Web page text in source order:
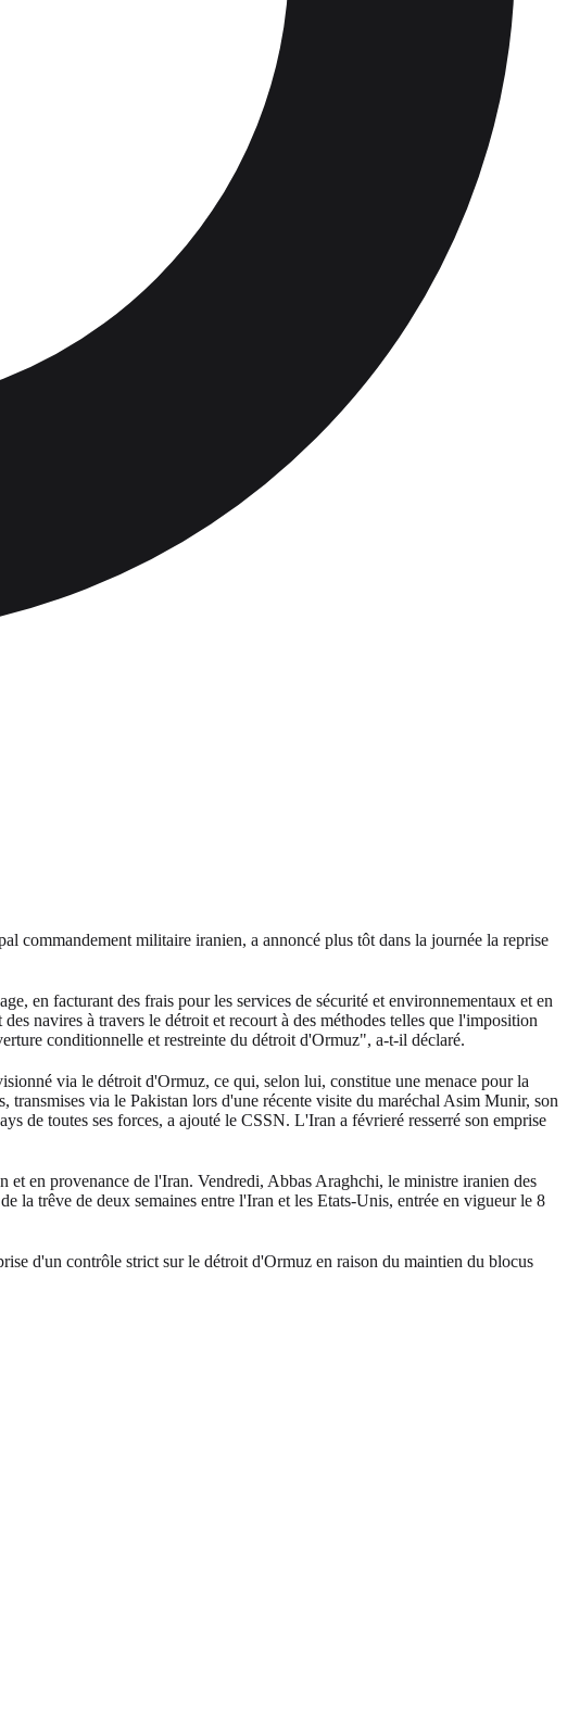
commandement militaire iranien, a annoncé plus tôt dans la journée la reprise
en facturant des frais pour les services de sécurité et environnementaux et en
navires à travers le détroit et recourt à des méthodes telles que l'imposition
conditionnelle et restreinte du détroit d'Ormuz", a-t-il déclaré.
via le détroit d'Ormuz, ce qui, selon lui, constitue une menace pour la
via le Pakistan lors d'une récente visite du maréchal Asim Munir, son
de toutes ses forces, a ajouté le CSSN. L'Iran a févrieré resserré son emprise
et en provenance de l'Iran. Vendredi, Abbas Araghchi, le ministre iranien des
la trêve de deux semaines entre l'Iran et les Etats-Unis, entrée en vigueur le 8
d'un contrôle strict sur le détroit d'Ormuz en raison du maintien du blocus